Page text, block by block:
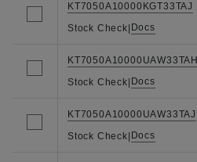
KT7050A10000KGT33TAJ
Stock Check| Docs
KT7050A10000UAW33TAH
Stock Check| Docs
KT7050A10000UAW33TAJ
Stock Check| Docs